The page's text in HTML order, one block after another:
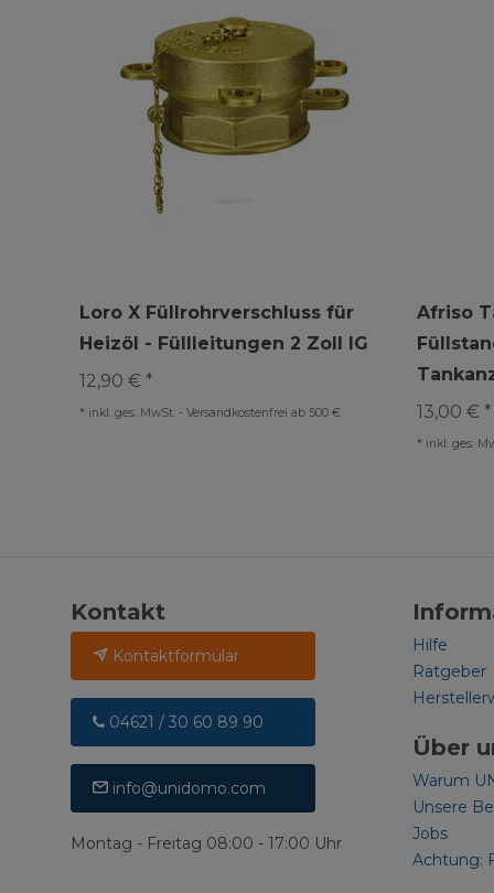
Loro X Füllrohrverschluss für
Heizöl - Füllleitungen 2 Zoll IG
12,90 € *
* inkl. ges. MwSt. - Versandkostenfrei ab 500 €
Afriso
13,00 € *
* inkl. ges.
Kontakt
Kontaktformular
04621 / 30 60 89 90
info@unidomo.com
Montag - Freitag 08:00 - 17:00 Uhr
Hilfe
Ratgeber
Über
Warum
Unsere
Jobs
Achtung: